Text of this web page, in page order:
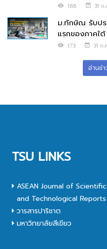
168 31 ก
ม.ทักษิณ รับปร
แรกของภาคใต้
173 31 ก
อ่านข่
TSU LINKS
ASEAN Journal of Scientific
and Technological Reports
วารสารปาริชาต
มหาวิทยาลัยสีเขียว